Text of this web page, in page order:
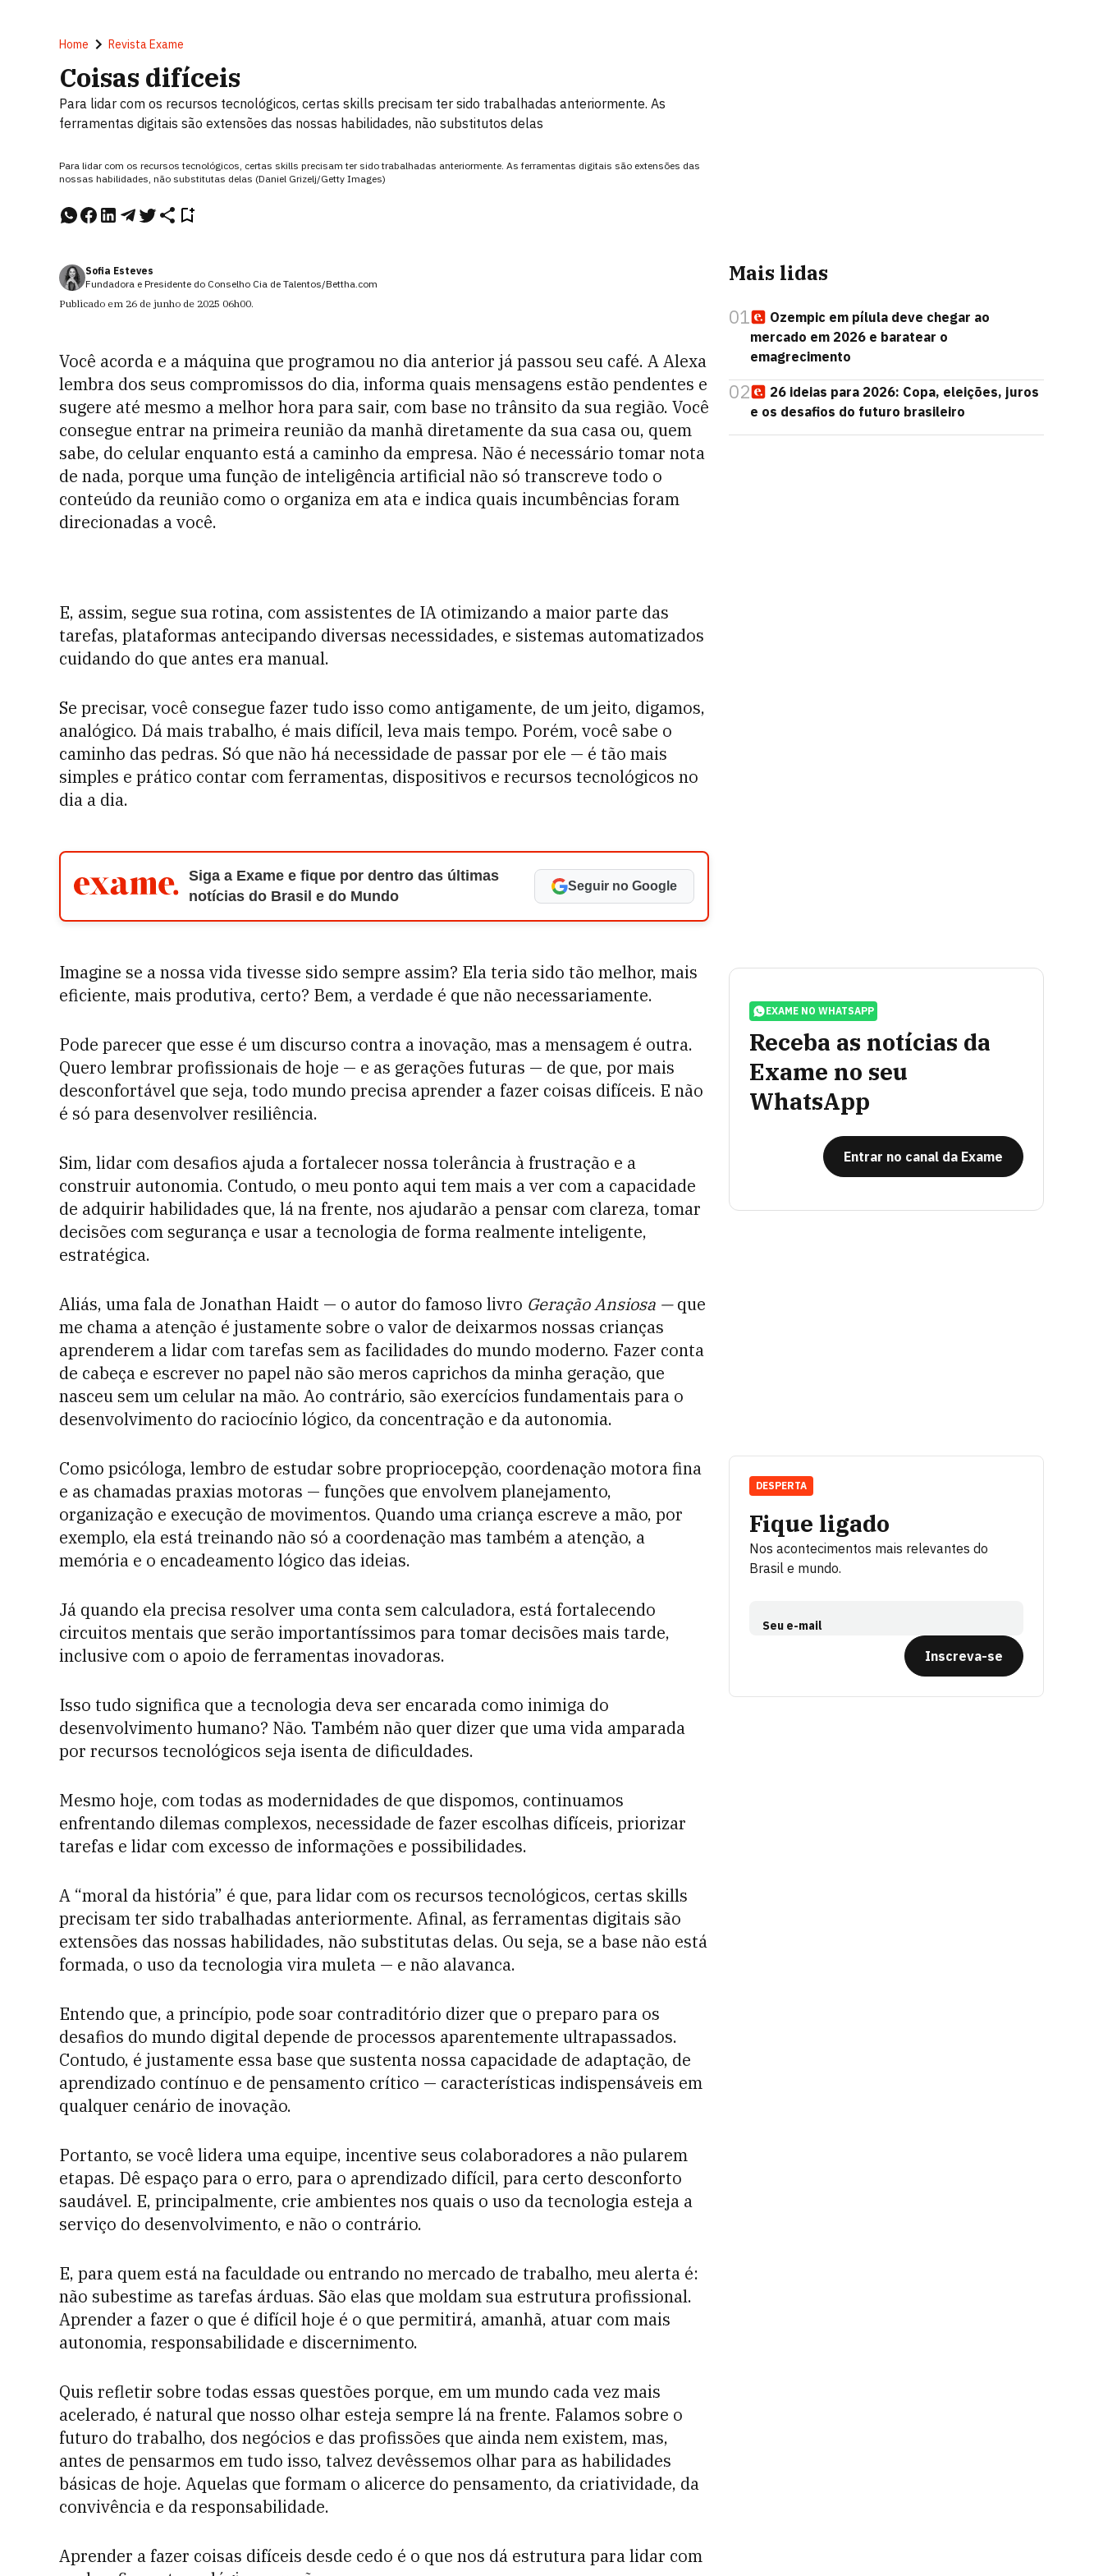
Home Revista Exame
Coisas difíceis
Para lidar com os recursos tecnológicos, certas skills precisam ter sido trabalhadas anteriormente. As
ferramentas digitais são extensões das nossas habilidades, não substitutos delas
Para lidar com os recursos tecnológicos, certas skills precisam ter sido trabalhadas anteriormente. As ferramentas digitais são extensões das
nossas habilidades, não substitutas delas (Daniel Grizelj/Getty Images)
Sofia Esteves
Fundadora e Presidente do Conselho Cia de Talentos/Bettha.com
Publicado em 26 de junho de 2025 06h00.
Você acorda e a máquina que programou no dia anterior já passou seu café. A Alexa
lembra dos seus compromissos do dia, informa quais mensagens estão pendentes e
sugere até mesmo a melhor hora para sair, com base no trânsito da sua região. Você
consegue entrar na primeira reunião da manhã diretamente da sua casa ou, quem
sabe, do celular enquanto está a caminho da empresa. Não é necessário tomar nota
de nada, porque uma função de inteligência artificial não só transcreve todo o
conteúdo da reunião como o organiza em ata e indica quais incumbências foram
direcionadas a você.
E, assim, segue sua rotina, com assistentes de IA otimizando a maior parte das
tarefas, plataformas antecipando diversas necessidades, e sistemas automatizados
cuidando do que antes era manual.
Se precisar, você consegue fazer tudo isso como antigamente, de um jeito, digamos,
analógico. Dá mais trabalho, é mais difícil, leva mais tempo. Porém, você sabe o
caminho das pedras. Só que não há necessidade de passar por ele — é tão mais
simples e prático contar com ferramentas, dispositivos e recursos tecnológicos no
dia a dia.
Siga a Exame e fique por dentro das últimas
notícias do Brasil e do Mundo
Seguir no Google
Imagine se a nossa vida tivesse sido sempre assim? Ela teria sido tão melhor, mais
eficiente, mais produtiva, certo? Bem, a verdade é que não necessariamente.
Pode parecer que esse é um discurso contra a inovação, mas a mensagem é outra.
Quero lembrar profissionais de hoje — e as gerações futuras — de que, por mais
desconfortável que seja, todo mundo precisa aprender a fazer coisas difíceis. E não
é só para desenvolver resiliência.
Sim, lidar com desafios ajuda a fortalecer nossa tolerância à frustração e a
construir autonomia. Contudo, o meu ponto aqui tem mais a ver com a capacidade
de adquirir habilidades que, lá na frente, nos ajudarão a pensar com clareza, tomar
decisões com segurança e usar a tecnologia de forma realmente inteligente,
estratégica.
Aliás, uma fala de Jonathan Haidt — o autor do famoso livro Geração Ansiosa —que
me chama a atenção é justamente sobre o valor de deixarmos nossas crianças
aprenderem a lidar com tarefas sem as facilidades do mundo moderno. Fazer conta
de cabeça e escrever no papel não são meros caprichos da minha geração, que
nasceu sem um celular na mão. Ao contrário, são exercícios fundamentais para o
desenvolvimento do raciocínio lógico, da concentração e da autonomia.
Como psicóloga, lembro de estudar sobre propriocepção, coordenação motora fina
e as chamadas praxias motoras — funções que envolvem planejamento,
organização e execução de movimentos. Quando uma criança escreve a mão, por
exemplo, ela está treinando não só a coordenação mas também a atenção, a
memória e o encadeamento lógico das ideias.
Já quando ela precisa resolver uma conta sem calculadora, está fortalecendo
circuitos mentais que serão importantíssimos para tomar decisões mais tarde,
inclusive com o apoio de ferramentas inovadoras.
Isso tudo significa que a tecnologia deva ser encarada como inimiga do
desenvolvimento humano? Não. Também não quer dizer que uma vida amparada
por recursos tecnológicos seja isenta de dificuldades.
Mesmo hoje, com todas as modernidades de que dispomos, continuamos
enfrentando dilemas complexos, necessidade de fazer escolhas difíceis, priorizar
tarefas e lidar com excesso de informações e possibilidades.
A “moral da história” é que, para lidar com os recursos tecnológicos, certas skills
precisam ter sido trabalhadas anteriormente. Afinal, as ferramentas digitais são
extensões das nossas habilidades, não substitutas delas. Ou seja, se a base não está
formada, o uso da tecnologia vira muleta — e não alavanca.
Entendo que, a princípio, pode soar contraditório dizer que o preparo para os
desafios do mundo digital ­depende de processos aparentemente ultrapassados.
Contudo, é justamente essa base que sustenta nossa capacidade de adaptação, de
aprendizado contínuo e de pensamento crítico — características indispensáveis em
qualquer cenário de inovação.
Portanto, se você lidera uma equipe, incentive seus colaboradores a não pularem
etapas. Dê espaço para o erro, para o aprendizado difícil, para certo desconforto
saudável. E, principalmente, crie ambientes nos quais o uso da tecnologia esteja a
serviço do desenvolvimento, e não o contrário.
E, para quem está na faculdade ou entrando no mercado de trabalho, meu alerta é:
não subestime as tarefas árduas. São elas que moldam sua estrutura profissional.
Aprender a fazer o que é difícil hoje é o que permitirá, amanhã, atuar com mais
autonomia, responsabilidade e discernimento.
Quis refletir sobre todas essas questões porque, em um mundo cada vez mais
acelerado, é natural que nosso olhar esteja sempre lá na frente. Falamos sobre o
futuro do trabalho, dos negócios e das profissões que ainda nem existem, mas,
antes de pensarmos em tudo isso, talvez devêssemos olhar para as habilidades
básicas de hoje. Aquelas que formam o alicerce do pensamento, da criatividade, da
convivência e da responsabilidade.
Aprender a fazer coisas difíceis desde cedo é o que nos dá estrutura para lidar com
Mais lidas
01
Ozempic em pílula deve chegar ao
mercado em 2026 e baratear o
emagrecimento
02
26 ideias para 2026: Copa, eleições, juros
e os desafios do futuro brasileiro
EXAME NO WHATSAPP
Receba as notícias da
Exame no seu
WhatsApp
Entrar no canal da Exame
Fique ligado
Nos acontecimentos mais relevantes do
Brasil e mundo.
Seu e-mail
Inscreva-se
DESPERTA